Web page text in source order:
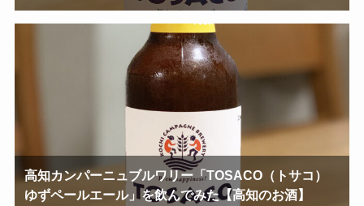
高知カンパーニュブルワリー「TOSACO（トサコ）
ゆずペールエール」を飲んでみた【高知のお酒】